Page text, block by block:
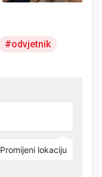
odvjetnik